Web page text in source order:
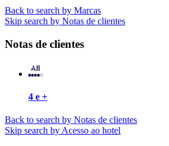
Back to search by Marcas
Skip search by Notas de clientes
Notas de clientes
4 e +
Back to search by Notas de clientes
Skip search by Acesso ao hotel